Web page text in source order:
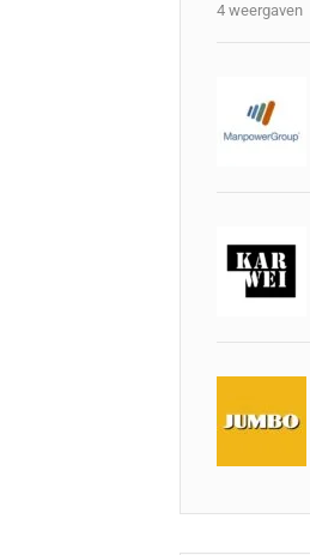
4 weergaven